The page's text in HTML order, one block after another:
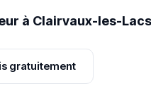
à Clairvaux-les-Lacs
gratuitement